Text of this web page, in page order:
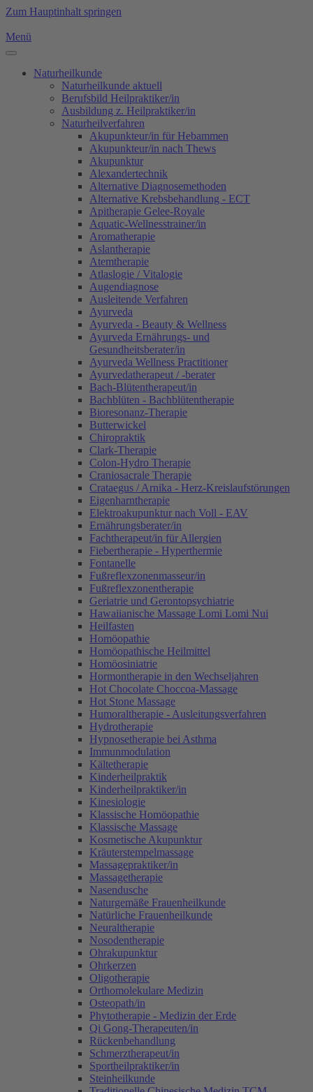
Zum Hauptinhalt springen
Menü
Naturheilkunde
Naturheilkunde aktuell
Berufsbild Heilpraktiker/in
Ausbildung z. Heilpraktiker/in
Naturheilverfahren
Akupunkteur/in für Hebammen
Akupunkteur/in nach Thews
Akupunktur
Alexandertechnik
Alternative Diagnosemethoden
Alternative Krebsbehandlung - ECT
Apitherapie Gelee-Royale
Aquatic-Wellnesstrainer/in
Aromatherapie
Aslantherapie
Atemtherapie
Atlaslogie / Vitalogie
Augendiagnose
Ausleitende Verfahren
Ayurveda
Ayurveda - Beauty & Wellness
Ayurveda Ernährungs- und
Gesundheitsberater/in
Ayurveda Wellness Practitioner
Ayurvedatherapeut / -berater
Bach-Blütentherapeut/in
Bachblüten - Bachblütentherapie
Bioresonanz-Therapie
Butterwickel
Chiropraktik
Clark-Therapie
Colon-Hydro Therapie
Craniosacrale Therapie
Crataegus / Arnika - Herz-Kreislaufstörungen
Eigenharntherapie
Elektroakupunktur nach Voll - EAV
Ernährungsberater/in
Fachtherapeut/in für Allergien
Fiebertherapie - Hyperthermie
Fontanelle
Fußreflexzonenmasseur/in
Fußreflexzonentherapie
Geriatrie und Gerontopsychiatrie
Hawaiianische Massage Lomi Lomi Nui
Heilfasten
Homöopathie
Homöopathische Heilmittel
Homöosiniatrie
Hormontherapie in den Wechseljahren
Hot Chocolate Choccoa-Massage
Hot Stone Massage
Humoraltherapie - Ausleitungsverfahren
Hydrotherapie
Hypnosetherapie bei Asthma
Immunmodulation
Kältetherapie
Kinderheilpraktik
Kinderheilpraktiker/in
Kinesiologie
Klassische Homöopathie
Klassische Massage
Kosmetische Akupunktur
Kräuterstempelmassage
Massagepraktiker/in
Massagetherapie
Nasendusche
Naturgemäße Frauenheilkunde
Natürliche Frauenheilkunde
Neuraltherapie
Nosodentherapie
Ohrakupunktur
Ohrkerzen
Oligotherapie
Orthomolekulare Medizin
Osteopath/in
Phytotherapie - Medizin der Erde
Qi Gong-Therapeuten/in
Rückenbehandlung
Schmerztherapeut/in
Sportheilpraktiker/in
Steinheilkunde